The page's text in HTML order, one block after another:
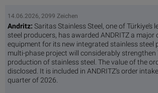
14.06.2026, 2099 Zeichen
Andritz: Saritas Stainless Steel, one of Türkiye’s
steel producers, has awarded ANDRITZ a major
equipment for its new integrated stainless steel
multi-phase project will considerably strengthen
production of stainless steel. The value of the
disclosed. It is included in ANDRITZ’s order
quarter of 2026.